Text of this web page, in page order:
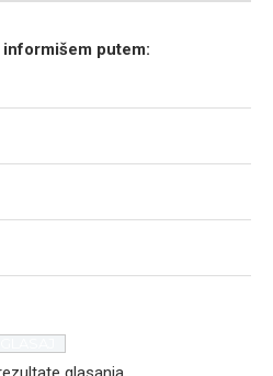
informišem putem: